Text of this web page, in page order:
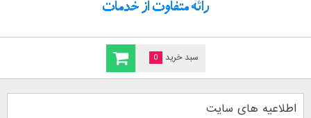
سبد خرید 0
اطلاعیه های سایت